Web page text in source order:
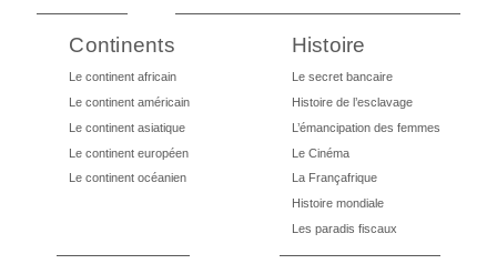
Continents
Le continent africain
Le continent américain
Le continent asiatique
Le continent européen
Le continent océanien
Histoire
Le secret bancaire
Histoire de l’esclavage
L’émancipation des femmes
Le Cinéma
La Françafrique
Histoire mondiale
Les paradis fiscaux